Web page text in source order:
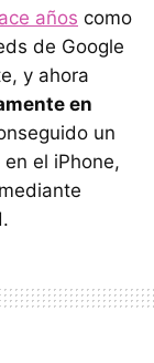
años como
de Google
y ahora
en
un
el iPhone,